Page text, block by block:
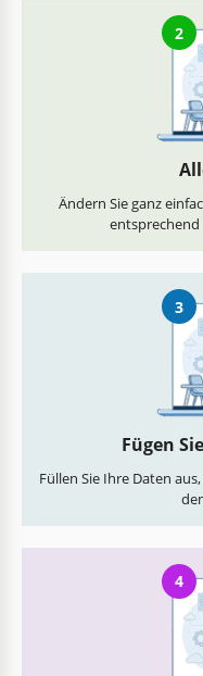
2
Ändern Sie ganz
3
Fügen
Füllen Sie Ihre Daten
4